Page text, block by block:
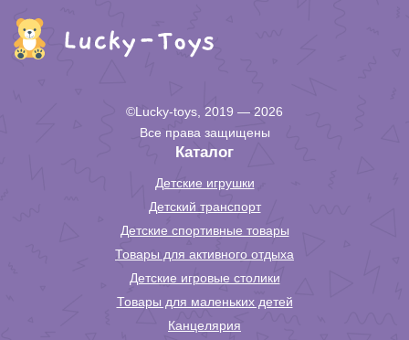
©Lucky-toys, 2019 — 2026
Все права защищены
Каталог
Детские игрушки
Детский транспорт
Детские спортивные товары
Товары для активного отдыха
Детские игровые столики
Товары для маленьких детей
Канцелярия